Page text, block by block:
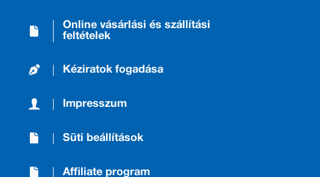
Online vásárlási és szállítási
feltételek
Kéziratok fogadása
Impresszum
Süti beállítások
Affiliate program